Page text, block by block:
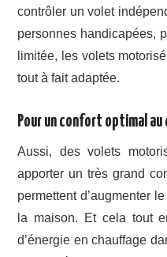
contrôler un volet
personnes handicapées,
limitée, les volets
tout à fait adaptée.
Pour un confort optimal
Aussi, des volets
apporter un très grand
permettent d’augmenter
la maison. Et cela tout
d’énergie en chauffage